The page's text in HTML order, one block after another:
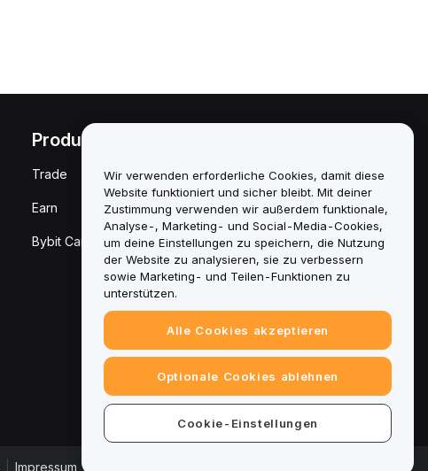
Produkte
Trade
Earn
Bybit Card
Richtlinie zu
Interessenkonflikten
Zusammenfassung
der Verwahrungs-
und
Verwaltungsrichtlinie
Krypto-Asset-
Whitepaper
Impressum |
Wir verwenden erforderliche Cookies, damit diese
Website funktioniert und sicher bleibt. Mit deiner
Zustimmung verwenden wir außerdem funktionale,
Analyse-, Marketing- und Social-Media-Cookies,
um deine Einstellungen zu speichern, die Nutzung
der Website zu analysieren, sie zu verbessern
sowie Marketing- und Teilen-Funktionen zu
unterstützen.
Alle Cookies akzeptieren
Optionale Cookies ablehnen
Cookie-Einstellungen